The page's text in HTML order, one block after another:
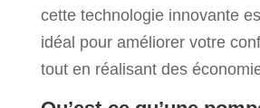
cette technologie innovante
idéal pour améliorer votre
tout en réalisant des